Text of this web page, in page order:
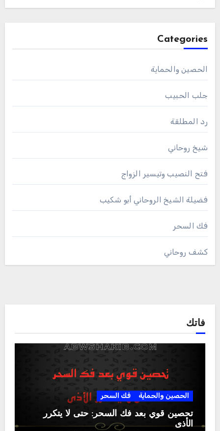
Categories
الحصين والحماية
جلب الحبيب
رد المطلقة
شيخ روحاني
فتح النصيب وتيسير الزواج
فضيلة الشيخ الروحاني أبو شكيب
فك السحر
كشف روحاني
فاتك
الحصين والحماية فك السحر
تحصين قوي بعد فك السحر: حتى لا يتكرر
الأذى